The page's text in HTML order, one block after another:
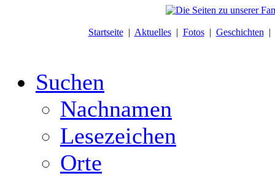
Startseite| Aktuelles| Fotos| Geschichten |
Suchen
Nachnamen
Lesezeichen
Orte